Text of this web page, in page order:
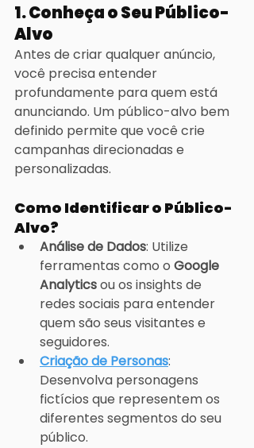
1. Conheça o Seu Público-
Alvo
Antes de criar qualquer anúncio,
você precisa entender
profundamente para quem está
anunciando. Um público-alvo bem
definido permite que você crie
campanhas direcionadas e
personalizadas.
Como Identificar o Público-
Alvo?
Análise de Dados: Utilize
ferramentas como o Google
Analytics ou os insights de
redes sociais para entender
quem são seus visitantes e
seguidores.
Criação de Personas:
Desenvolva personagens
fictícios que representem os
diferentes segmentos do seu
público.